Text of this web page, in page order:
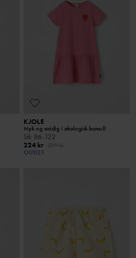
KJOLE
Myk og smidig i økologisk bomull
Stl: 86-122
224 kr
OUTLET